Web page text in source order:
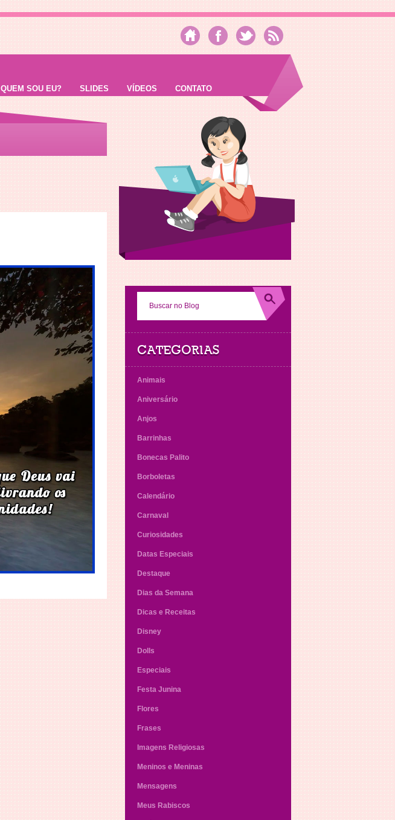
QUEM SOU EU? SLIDES VÍDEOS CONTATO
CATEGORIAS
Animais
Aniversário
Anjos
Barrinhas
Bonecas Palito
Borboletas
Calendário
Carnaval
Curiosidades
Datas Especiais
Destaque
Dias da Semana
Dicas e Receitas
Disney
Dolls
Especiais
Festa Junina
Flores
Frases
Imagens Religiosas
Meninos e Meninas
Mensagens
Meus Rabiscos